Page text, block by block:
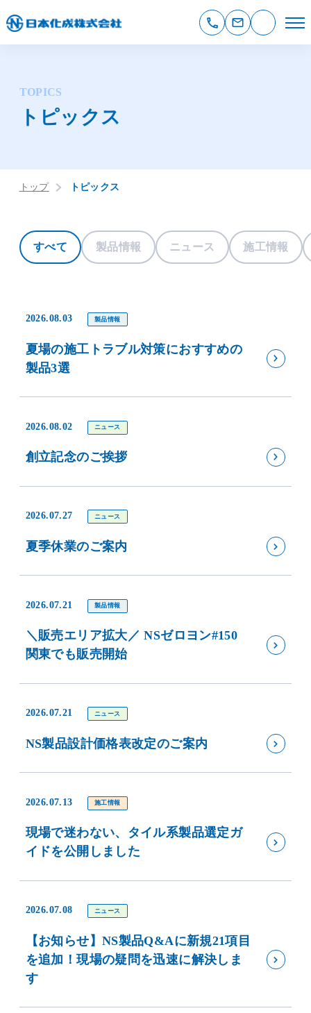
TOPICS
トピックス
トップ トピックス
すべて 製品情報 ニュース 施工情報
2026.08.03 製品情報
夏場の施工トラブル対策におすすめの
製品3選
2026.08.02 ニュース
創立記念のご挨拶
2026.07.27 ニュース
夏季休業のご案内
2026.07.21 製品情報
＼販売エリア拡大／ NSゼロヨン#150
関東でも販売開始
2026.07.21 ニュース
NS製品設計価格表改定のご案内
2026.07.13 施工情報
現場で迷わない、タイル系製品選定ガ
イドを公開しました
2026.07.08 ニュース
【お知らせ】NS製品Q&Aに新規21項目
を追加！現場の疑問を迅速に解決しま
す